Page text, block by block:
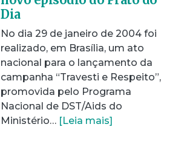
Dia
No dia 29 de janeiro de 2004 foi
realizado, em Brasília, um ato
nacional para o lançamento da
campanha “Travesti e Respeito”,
promovida pelo Programa
Nacional de DST/Aids do
Ministério… [Leia mais]